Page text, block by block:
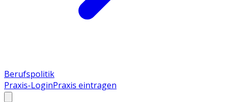
Berufspolitik
Praxis-LoginPraxis eintragen